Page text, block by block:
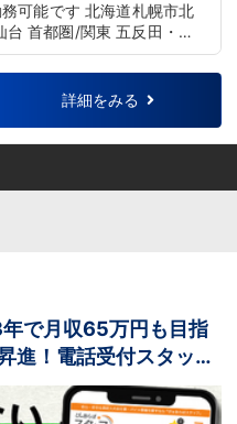
田・上
中部 浜松・名古
詳細をみる
年で月収65万円も目指
進！電話受付スタッフ